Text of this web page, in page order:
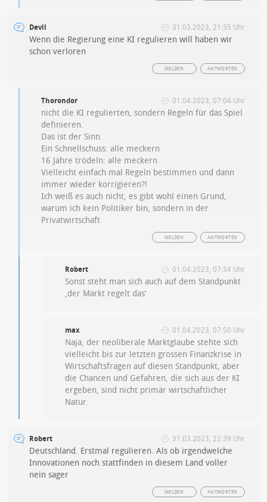
Devil 31.03.2023, 21:35 Uhr
Wenn die Regierung eine KI regulieren will haben wir
schon verloren
ANTWORTEN
MELDEN
Thorondor 01.04.2023, 07:04 Uhr
nicht die KI regulierten, sondern Regeln für das Spiel
definieren.
Das ist der Sinn.
Ein Schnellschuss: alle meckern
16 Jahre trödeln: alle meckern
Vielleicht einfach mal Regeln bestimmen und dann
immer wieder korrigieren?!
Ich weiß es auch nicht, es gibt wohl einen Grund,
warum ich kein Politiker bin, sondern in der
Privatwirtschaft
ANTWORTEN
MELDEN
Robert 01.04.2023, 07:34 Uhr
Sonst steht man sich auch auf dem Standpunkt
‚der Markt regelt das‘
max 01.04.2023, 07:50 Uhr
Naja, der neoliberale Marktglaube stehte sich
vielleicht bis zur letzten grossen Finanzkrise in
Wirtschaftsfragen auf diesen Standpunkt, aber
die Chancen und Gefahren, die sich aus der KI
ergeben, sind nicht primär wirtschaftlicher
Natur.
Robert 31.03.2023, 22:39 Uhr
Deutschland. Erstmal regulieren. Als ob irgendwelche
Innovationen noch stattfinden in diesem Land voller
nein sager
ANTWORTEN
MELDEN